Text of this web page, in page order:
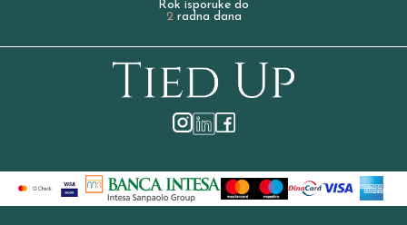
Rok isporuke do
2radna dana